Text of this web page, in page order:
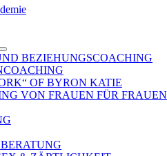
BEZIEHUNGSCOACHING
OF BYRON KATIE
VON FRAUEN FÜR FRAUEN